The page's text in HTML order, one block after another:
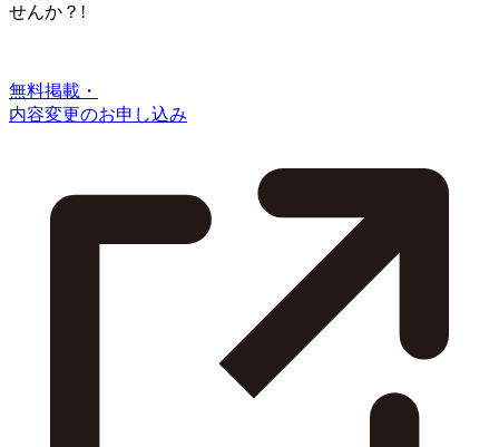
せんか？!
無料掲載・
内容変更のお申し込み